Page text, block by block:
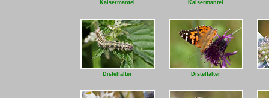
Kaisermantel Kaisermantel
Distelfalter Distelfalter